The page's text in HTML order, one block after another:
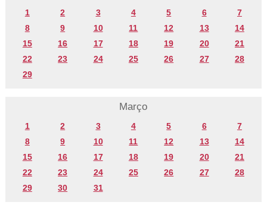
1 2 3 4 5 6
7
8
9 10 11 12 13
14
15
16 17 18 19 20
21
22
23 24 25 26 27
28
29
Março
1 2 3 4 5 6
7
8
9 10 11 12 13
14
15
16 17 18 19 20
21
22
23 24 25 26 27
28
29
30 31